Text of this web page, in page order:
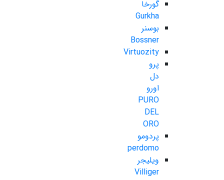
گورخا
Gurkha
بوسنر
Bossner
Virtuozity
پرو
دل
اورو
PURO
DEL
ORO
پردومو
perdomo
ویلیجر
Villiger